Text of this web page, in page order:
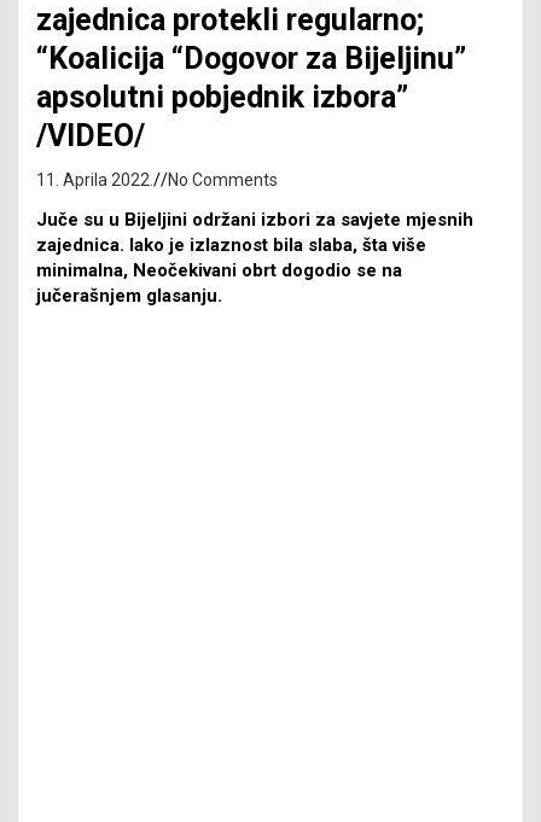
zajednica protekli regularno;
“Koalicija “Dogovor za Bijeljinu”
apsolutni pobjednik izbora”
/VIDEO/
11. Aprila 2022. No Comments
Juče su u Bijeljini održani izbori za savjete mjesnih
zajednica. Iako je izlaznost bila slaba, šta više
minimalna, Neočekivani obrt dogodio se na
jučerašnjem glasanju.